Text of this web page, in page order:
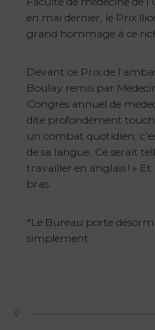
en mai dernier, le Prix
grand hommage à ce
Devant ce Prix de
Boulay remis par
Congrès annuel de
dite profondément
un combat quotidien,
de sa langue. Ce serait
travailler en anglais ! »
bras.
*Le Bureau porte
simplement.